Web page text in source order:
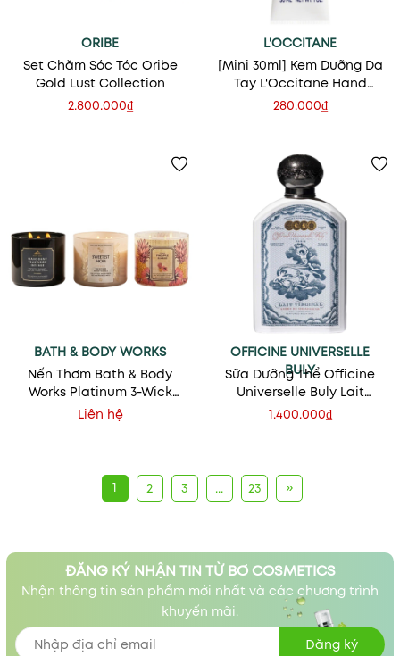
ORIBE
Set Chăm Sóc Tóc Oribe
Gold Lust Collection
2.800.000₫
L'OCCITANE
[Mini 30ml] Kem Dưỡng Da
Tay L'Occitane Hand
Cream Shea Butter 20%
280.000₫
BATH & BODY WORKS
Nến Thơm Bath & Body
Works Platinum 3-Wick
Candle
Liên hệ
OFFICINE UNIVERSELLE
BULY
Sữa Dưỡng Thể Officine
Universelle Buly Lait
Virginal Ambree
1.400.000₫
1 2 3 ... 23 »
ĐĂNG KÝ NHẬN TIN TỪ BƠ COSMETICS
Nhận thông tin sản phẩm mới nhất và các chương trình
khuyến mãi.
Đăng ký